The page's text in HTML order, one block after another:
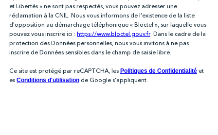
et Libertés » ne sont pas respectés, vous pouvez adresser une
réclamation à la CNIL. Nous vous informons de l’existence de la liste
d'opposition au démarchage téléphonique « Bloctel », sur laquelle vous
pouvez vous inscrire ici : https://www.bloctel.gouv.fr. Dans le cadre de la
protection des Données personnelles, nous vous invitons à ne pas
inscrire de Données sensibles dans le champ de saisie libre.
Ce site est protégé par reCAPTCHA, les Politiques de Confidentialité et
es Conditions d'utilisation de Google s'appliquent.